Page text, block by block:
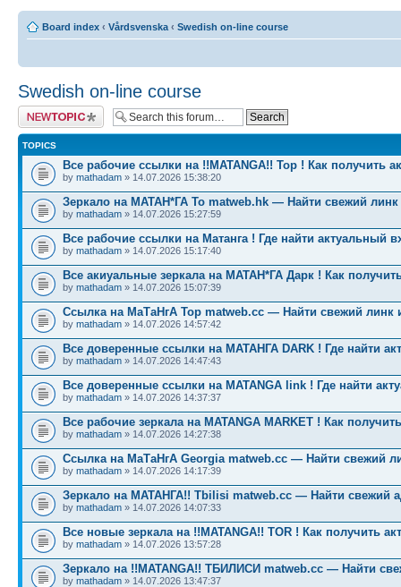
Board index ‹ Vårdsvenska ‹ Swedish on-line course
Swedish on-line course
Post a new topic
TOPICS
Все рабочие ссылки на !!MATANGA!! Тор ! Как получить
by mathadam » 14.07.2026 15:38:20
Зеркало на МАТАН*ГА To matweb.hk — Найти свежий линк
by mathadam » 14.07.2026 15:27:59
Все рабочие ссылки на Матанга ! Где найти актуальный
by mathadam » 14.07.2026 15:17:40
Все акиуальные зеркала на МАТАН*ГА Дарк ! Как
by mathadam » 14.07.2026 15:07:39
Ссылка на МаТаНгА Тор matweb.cc — Найти свежий линк
by mathadam » 14.07.2026 14:57:42
Все доверенные ссылки на МАТАНГА DARK ! Где найти
by mathadam » 14.07.2026 14:47:43
Все доверенные ссылки на MATANGA link ! Где найти
by mathadam » 14.07.2026 14:37:37
Все рабочие зеркала на MATANGA MARKET ! Как
by mathadam » 14.07.2026 14:27:38
Ссылка на МаТаНгА Georgia matweb.cc — Найти свежий
by mathadam » 14.07.2026 14:17:39
Зеркало на МАТАНГА!! Tbilisi matweb.cc — Найти свежий
by mathadam » 14.07.2026 14:07:33
Все новые зеркала на !!MATANGA!! TOR ! Как получить
by mathadam » 14.07.2026 13:57:28
Зеркало на !!MATANGA!! ТБИЛИСИ matweb.cc — Найти
by mathadam » 14.07.2026 13:47:37